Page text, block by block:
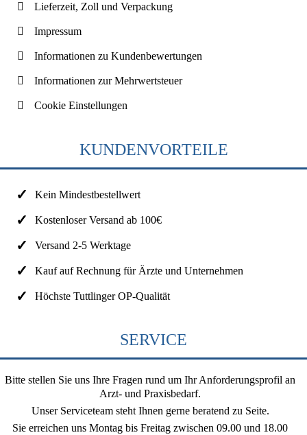
Lieferzeit, Zoll und Verpackung
Impressum
Informationen zu Kundenbewertungen
Informationen zur Mehrwertsteuer
Cookie Einstellungen
KUNDENVORTEILE
Kein Mindestbestellwert
Kostenloser Versand ab 100€
Versand 2-5 Werktage
Kauf auf Rechnung für Ärzte und Unternehmen
Höchste Tuttlinger OP-Qualität
SERVICE
Bitte stellen Sie uns Ihre Fragen rund um Ihr Anforderungsprofil an
Arzt- und Praxisbedarf.
Unser Serviceteam steht Ihnen gerne beratend zu Seite.
Sie erreichen uns Montag bis Freitag zwischen 09.00 und 18.00